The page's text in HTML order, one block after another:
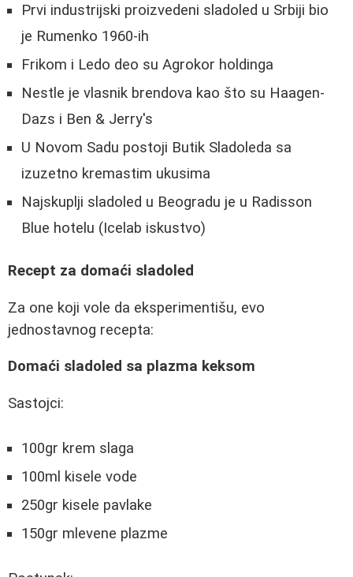
Prvi industrijski proizvedeni sladoled u Srbiji bio
je Rumenko 1960-ih
Frikom i Ledo deo su Agrokor holdinga
Nestle je vlasnik brendova kao što su Haagen-
Dazs i Ben & Jerry's
U Novom Sadu postoji Butik Sladoleda sa
izuzetno kremastim ukusima
Najskuplji sladoled u Beogradu je u Radisson
Blue hotelu (Icelab iskustvo)
Recept za domaći sladoled
Za one koji vole da eksperimentišu, evo
jednostavnog recepta:
Domaći sladoled sa plazma keksom
Sastojci:
100gr krem slaga
100ml kisele vode
250gr kisele pavlake
150gr mlevene plazme